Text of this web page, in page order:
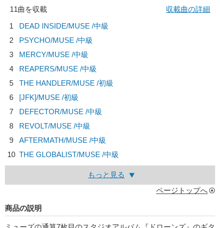
11曲を収載
収載曲の詳細
1
DEAD INSIDE/MUSE /中級
2
PSYCHO/MUSE /中級
3
MERCY/MUSE /中級
4
REAPERS/MUSE /中級
5
THE HANDLER/MUSE /初級
6
[JFK]/MUSE /初級
7
DEFECTOR/MUSE /中級
8
REVOLT/MUSE /中級
9
AFTERMATH/MUSE /中級
10 THE GLOBALIST/MUSE /中級
もっと見る
ページトップへ
商品の説明